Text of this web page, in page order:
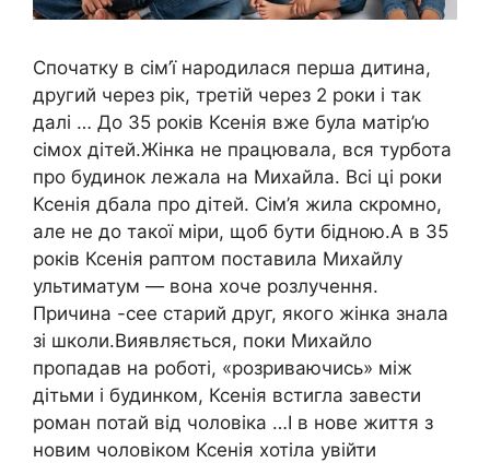
Спочатку в сім’ї народилася перша дитина,
другий через рік, третій через 2 роки і так
далі … До 35 років Ксенія вже була матір’ю
сімох дітей.Жінка не працювала, вся турбота
про будинок лежала на Михайла. Всі ці роки
Ксенія дбала про дітей. Сім’я жила скромно,
але не до такої міри, щоб бути бідною.А в 35
років Ксенія раптом поставила Михайлу
ультиматум — вона хоче розлучення.
Причина -сее старий друг, якого жінка знала
зі школи.Виявляється, поки Михайло
пропадав на роботі, «розриваючись» між
дітьми і будинком, Ксенія встигла завести
роман потай від чоловіка …І в нове життя з
новим чоловіком Ксенія хотіла увійти